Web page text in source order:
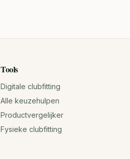
Tools
Digitale clubfitting
Alle keuzehulpen
Productvergelijker
Fysieke clubfitting